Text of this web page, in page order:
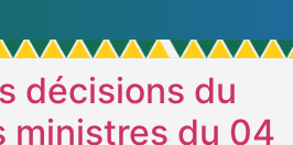
décisions du
ministres du 04